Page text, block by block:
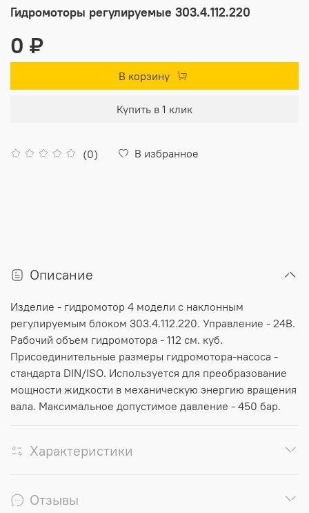
Гидромоторы регулируемые 303.4.112.220
(0) В избранное
0 ₽
В корзину
Купить в 1 клик
Описание
Изделие - гидромотор 4 модели с наклонным
регулируемым блоком 303.4.112.220. Управление - 24В.
Рабочий объем гидромотора - 112 см. куб.
Присоединительные размеры гидромотора-насоса -
стандарта DIN/ISO. Используется для преобразование
мощности жидкости в механическую энергию вращения
вала. Максимальное допустимое давление - 450 бар.
Характеристики
Отзывы